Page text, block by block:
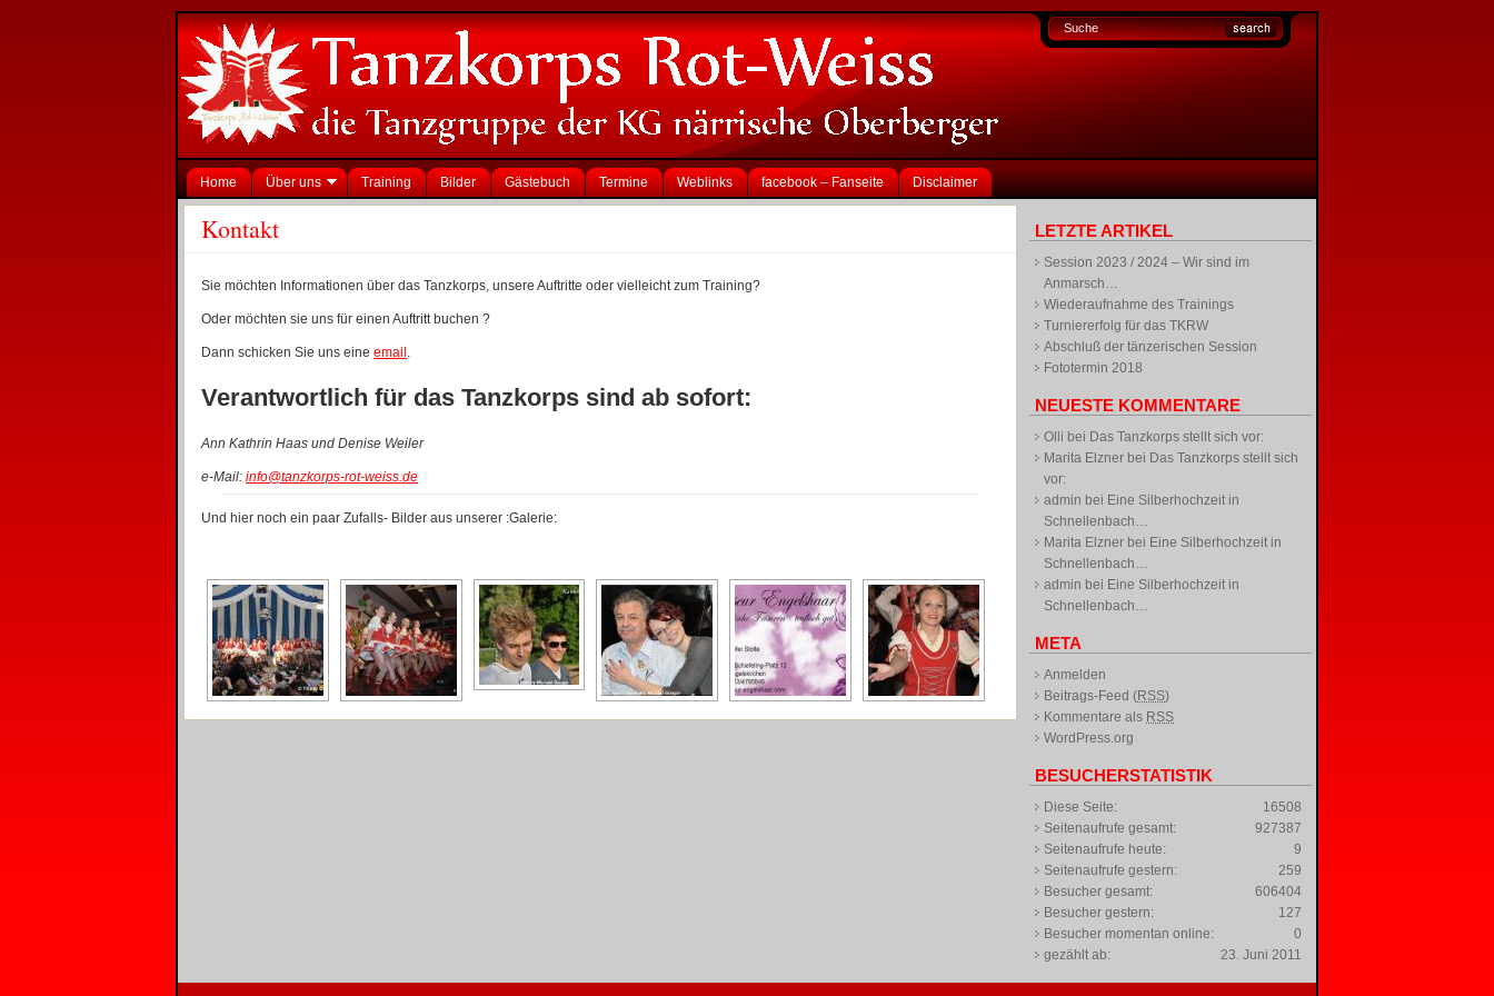
Home Über uns Training Bilder Gästebuch Termine Weblinks facebook – Fanseite Disclaimer
Kontakt
Sie möchten Informationen über das Tanzkorps, unsere Auftritte oder vielleicht zum Training?
Oder möchten sie uns für einen Auftritt buchen ?
Dann schicken Sie uns eine email .
Verantwortlich für das Tanzkorps sind ab sofort:
Ann Kathrin Haas und Denise Weiler
e-Mail: info@tanzkorps-rot-weiss.de
Und hier noch ein paar Zufalls- Bilder aus unserer :Galerie:
LETZTE ARTIKEL
Session 2023 / 2024 – Wir sind im
Anmarsch…
Wiederaufnahme des Trainings
Turniererfolg für das TKRW
Abschluß der tänzerischen Session
Fototermin 2018
NEUESTE KOMMENTARE
Olli bei Das Tanzkorps stellt sich vor:
Marita Elzner bei Das Tanzkorps stellt sich
vor:
admin bei Eine Silberhochzeit in
Schnellenbach…
Marita Elzner bei Eine Silberhochzeit in
Schnellenbach…
admin bei Eine Silberhochzeit in
Schnellenbach…
META
Anmelden
Beitrags-Feed (RSS)
Kommentare als RSS
WordPress.org
BESUCHERSTATISTIK
16508
Diese Seite:
927387
Seitenaufrufe gesamt:
9
Seitenaufrufe heute:
259
Seitenaufrufe gestern:
606404
Besucher gesamt:
127
Besucher gestern:
0
Besucher momentan online:
23. Juni 2011
gezählt ab: